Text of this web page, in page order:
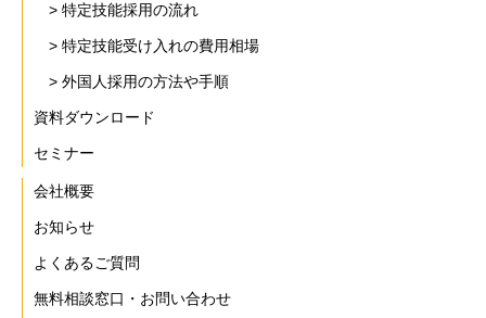
> 特定技能採用の流れ
> 特定技能受け入れの費用相場
> 外国人採用の方法や手順
資料ダウンロード
セミナー
会社概要
お知らせ
よくあるご質問
無料相談窓口・お問い合わせ